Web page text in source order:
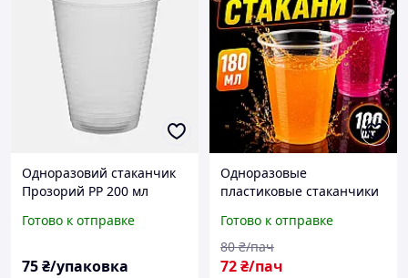
Одноразовий стаканчик
Прозорий РР 200 мл
Готово к отправке
75₴/упаковка
Одноразовые
пластиковые стаканчики
прозрачные для
напитков воды для
кулера и пикника
Готово к отправке
72₴/пач
80 ₴/пач